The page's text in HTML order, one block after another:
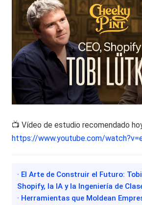
📺 Vídeo de estudio recomendado
https://www.youtube.com/
· El Arte de Construir el Futuro:
Shopify, la IA y la Ingeniería de
· Herramientas que Moldean